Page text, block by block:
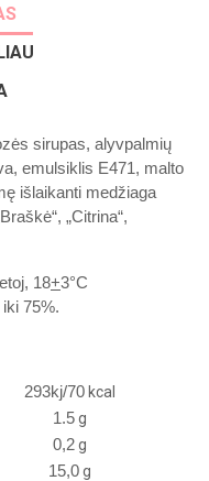
sirupas, alyvpalmių
emulsiklis E471, malto
išlaikanti medžiaga
„Citrina“,
18+3°C
75%.
293kj/70kcal
1.5g
0,2g
15,0g